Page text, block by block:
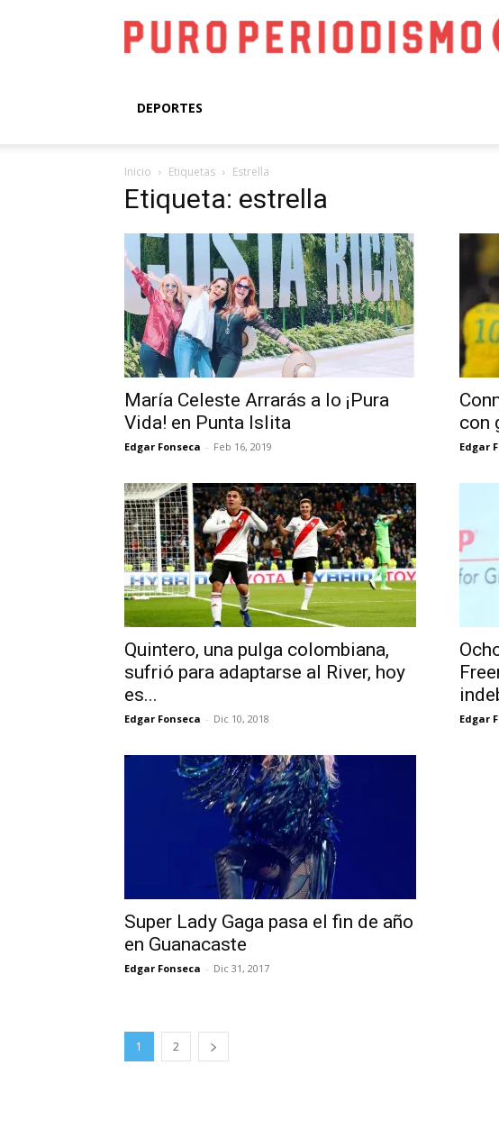
DEPORTES
Inicio Etiquetas Estrella
Etiqueta: estrella
María Celeste Arrarás a lo ¡Pura
Vida! en Punta Islita
Edgar Fonseca - Feb 16, 2019
con
Edgar
Quintero, una pulga colombiana,
sufrió para adaptarse al River, hoy
es...
Edgar Fonseca - Dic 10, 2018 Edgar
Super Lady Gaga pasa el fin de año
en Guanacaste
Edgar Fonseca - Dic 31, 2017
1 2